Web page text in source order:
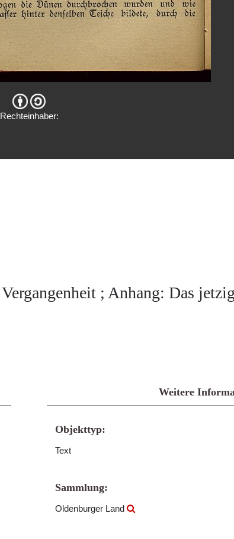
Rechteinhaber:
; Anhang: Das
Weitere
Objekttyp:
Text
Sammlung:
Oldenburger Land